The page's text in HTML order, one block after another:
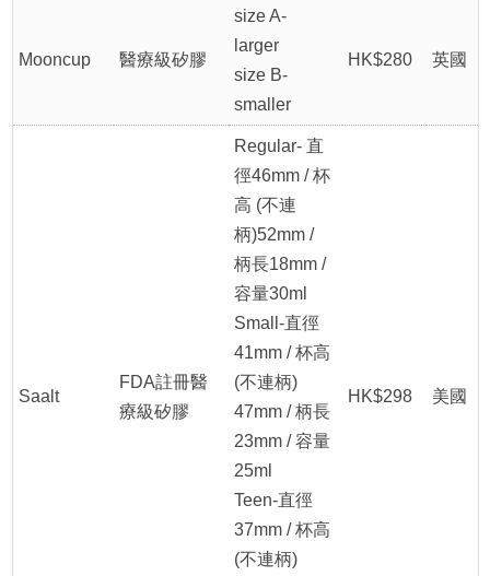
Mooncup 醫療級矽膠
size A-
larger
size B-
smaller
HK$280 英國
Saalt
FDA註冊醫
療級矽膠
Regular- 直
徑46mm / 杯
高 (不連
柄)52mm /
柄長18mm /
容量30ml
Small-直徑
41mm / 杯高
(不連柄)
47mm / 柄長
23mm / 容量
25ml
Teen-直徑
37mm / 杯高
(不連柄)
HK$298 美國